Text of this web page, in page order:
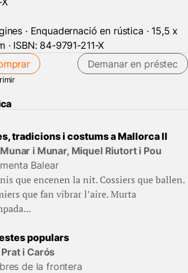
· Enquadernació en rústica · 15,5 x
· ISBN: 84-9791-211-X
Demanar en préstec
tradicions i costums a Mallorca II
i Munar, Miquel Riutort i Pou
Balear
que encenen la nit. Cossiers que ballen.
que fan vibrar l’aire. Murta
populars
i Carós
de la frontera